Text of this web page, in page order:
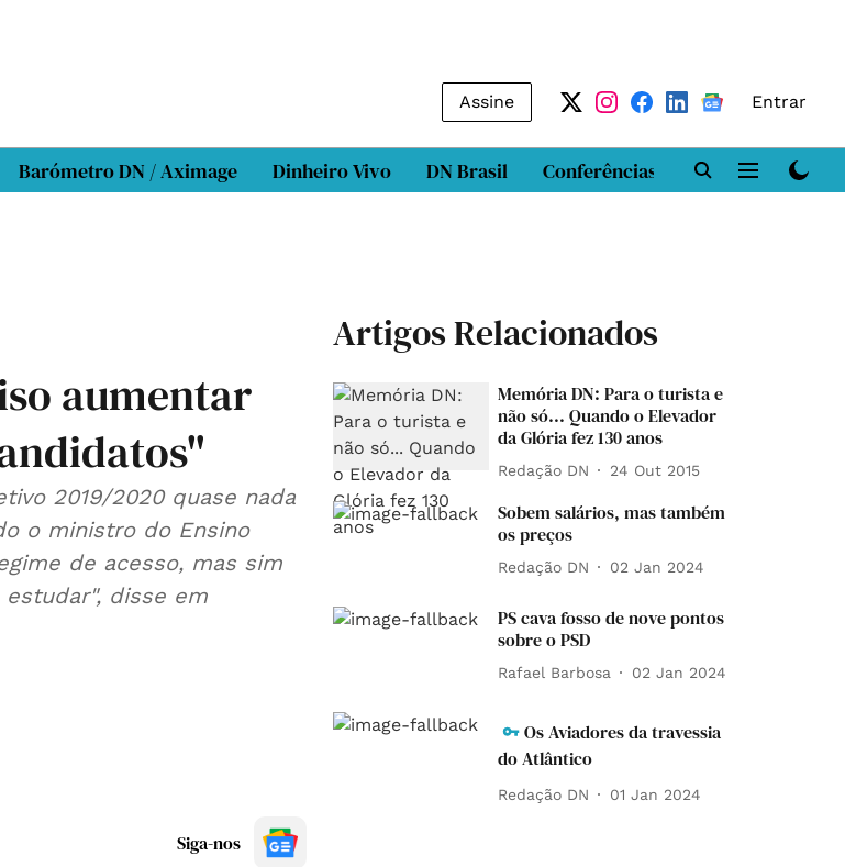
Assine Entrar
Barómetro DN / Aximage Dinheiro Vivo DN Brasil Conferências DN LAB
aumentar
2019/2020 quase nada
o ministro do Ensino
de acesso, mas sim
disse em
Siga-nos
Artigos Relacionados
Memória DN: Para o turista e
não só... Quando o Elevador
da Glória fez 130 anos
Redação DN 24 Out 2015
Sobem salários, mas também
os preços
Redação DN 02 Jan 2024
PS cava fosso de nove pontos
sobre o PSD
Rafael Barbosa 02 Jan 2024
Os Aviadores da travessia
do Atlântico
Redação DN 01 Jan 2024